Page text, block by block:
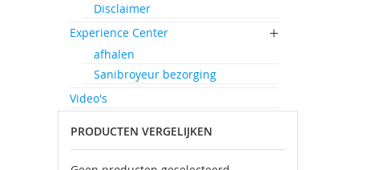
Disclaimer
Experience Center
afhalen
Sanibroyeur bezorging
Video's
PRODUCTEN VERGELIJKEN